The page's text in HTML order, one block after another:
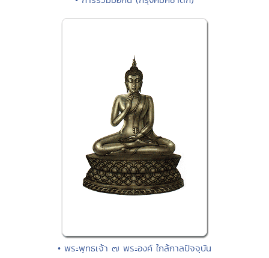
• พระพุทธเจ้า ๗ พระองค์ ใกล้กาลปัจจุบัน